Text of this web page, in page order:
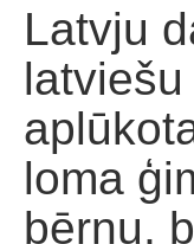
Latvju
loma
bērnu,